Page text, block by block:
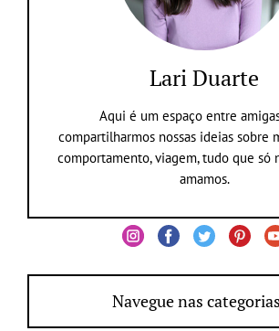
Lari Duarte
Aqui é um espaço entre
compartilharmos nossas ideias sobre
comportamento, viagem, tudo que só
amamos.
Navegue nas categorias